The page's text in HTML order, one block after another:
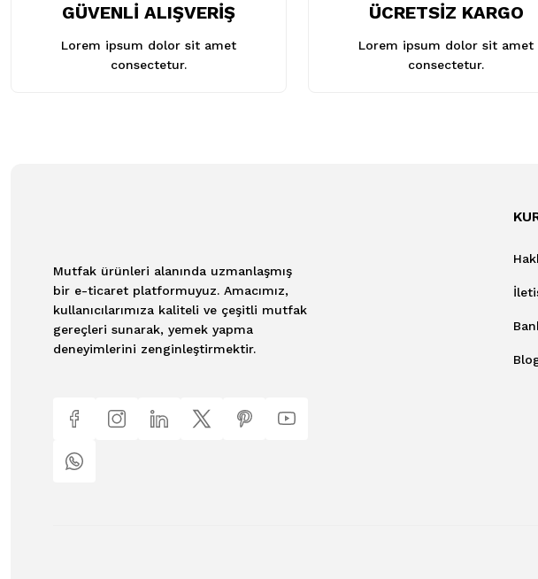
GÜVENLİ ALIŞVERİŞ
Lorem ipsum dolor sit amet
consectetur.
ÜCRETSİZ KARGO
Lorem ipsum dolor sit amet
consectetur.
Mutfak ürünleri alanında uzmanlaşmış
bir e-ticaret platformuyuz. Amacımız,
kullanıcılarımıza kaliteli ve çeşitli mutfak
gereçleri sunarak, yemek yapma
deneyimlerini zenginleştirmektir.